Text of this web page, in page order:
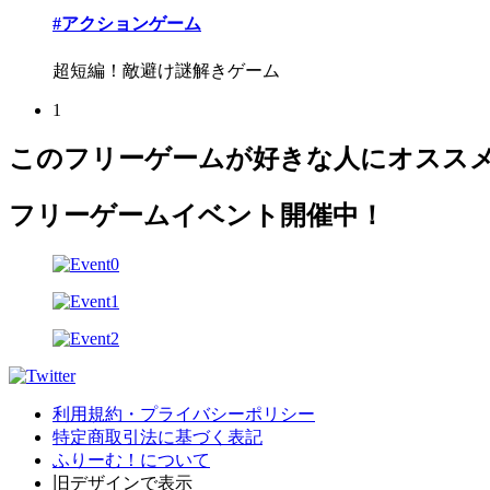
#アクションゲーム
超短編！敵避け謎解きゲーム
1
このフリーゲームが好きな人にオスス
フリーゲームイベント開催中！
利用規約・プライバシーポリシー
特定商取引法に基づく表記
ふりーむ！について
旧デザインで表示